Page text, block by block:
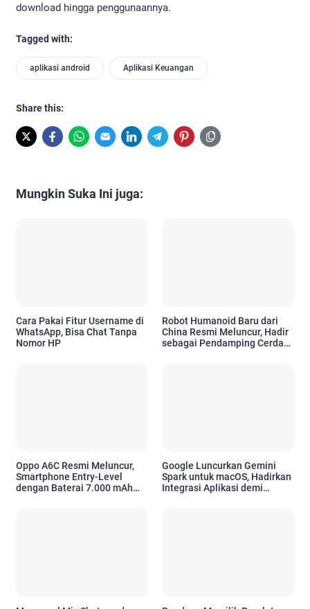
download hingga penggunaannya.
Tagged with:
aplikasi android Aplikasi Keuangan
Share this:
Mungkin Suka Ini juga:
Cara Pakai Fitur Username di
WhatsApp, Bisa Chat Tanpa
Nomor HP
Robot Humanoid Baru dari
China Resmi Meluncur, Hadir
sebagai Pendamping Cerdas
Oppo A6C Resmi Meluncur,
Smartphone Entry-Level
dengan Baterai 7.000 mAh
Google Luncurkan Gemini
Spark untuk macOS, Hadirkan
Integrasi Aplikasi demi